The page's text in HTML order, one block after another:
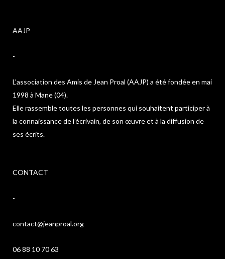
AAJP
-
L’association des Amis de Jean Proal (AAJP) a été fondée en mai
1998 à Mane (04).
Elle rassemble toutes les personnes qui souhaitent participer à
la connaissance de l’écrivain, de son œuvre et à la diffusion de
ses écrits.
CONTACT
-
contact@jeanproal.org
06 88 10 70 63